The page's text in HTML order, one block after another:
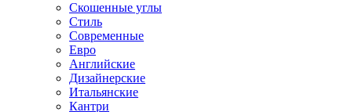
Скошенные углы
Стиль
Современные
Евро
Английские
Дизайнерские
Итальянские
Кантри